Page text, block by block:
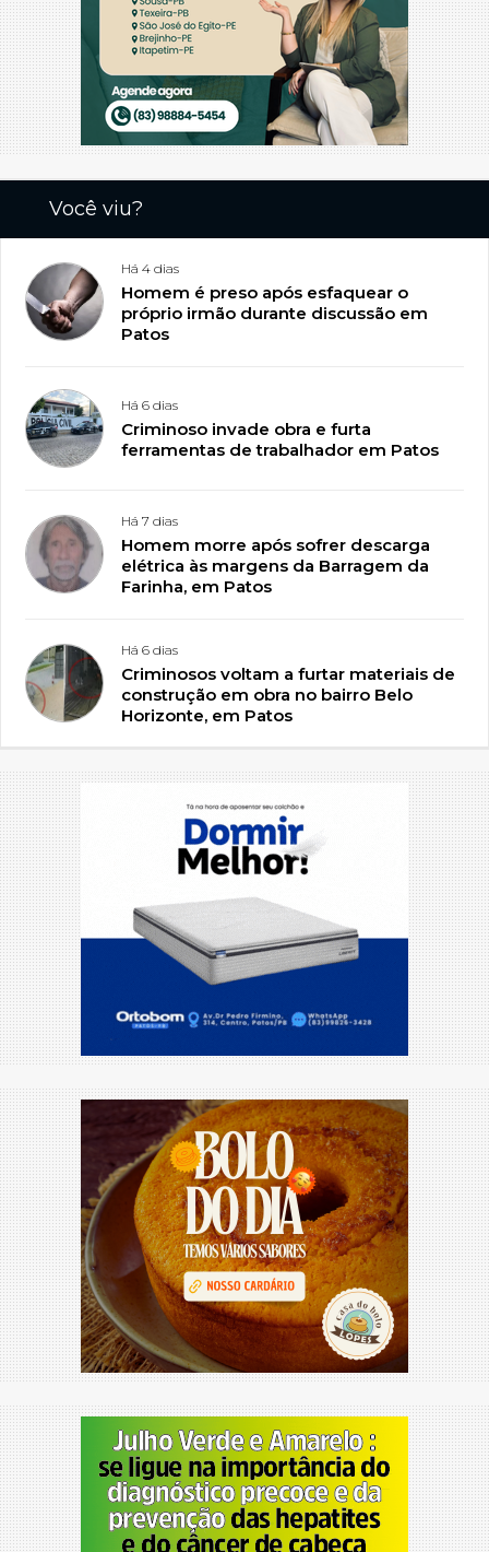
Você viu?
Há 4 dias
Homem é preso após esfaquear o
próprio irmão durante discussão em
Patos
Há 6 dias
Criminoso invade obra e furta
ferramentas de trabalhador em Patos
Há 7 dias
Homem morre após sofrer descarga
elétrica às margens da Barragem da
Farinha, em Patos
Há 6 dias
Criminosos voltam a furtar materiais de
construção em obra no bairro Belo
Horizonte, em Patos